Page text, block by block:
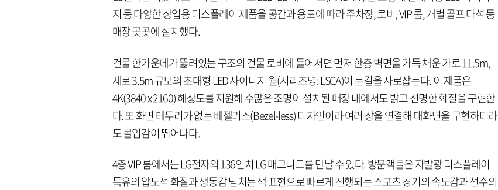
지 등 다양한 상업용 디스플레이 제품을 공간과 용도에 따라 주차장, 로비, VIP 룸, 개별 골프 타석 등
매장 곳곳에 설치했다.
건물 한가운데가 뚫려있는 구조의 건물 로비에 들어서면 먼저 한층 벽면을 가득 채운 가로 11.5m,
세로 3.5m 규모의 초대형 LED 사이니지 월(시리즈명: LSCA)이 눈길을 사로잡는다. 이 제품은
4K(3840 x 2160) 해상도를 지원해 수많은 조명이 설치된 매장 내에서도 밝고 선명한 화질을 구현한
다. 또 화면 테두리가 없는 베젤리스(Bezel-less) 디자인이라 여러 장을 연결해 대화면을 구현하더라
도 몰입감이 뛰어나다.
4층 VIP 룸에서는 LG전자의 136인치 LG 매그니트를 만날 수 있다. 방문객들은 자발광 디스플레이
특유의 압도적 화질과 생동감 넘치는 색 표현으로 빠르게 진행되는 스포츠 경기의 속도감과 선수의